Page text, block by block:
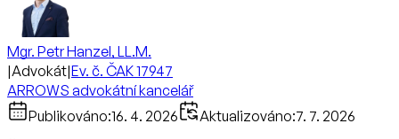
Mgr. Petr Hanzel, LL.M.
|Advokát|Ev. č. ČAK 17947
ARROWS advokátní kancelář
Publikováno:16. 4. 2026 Aktualizováno:7. 7. 2026